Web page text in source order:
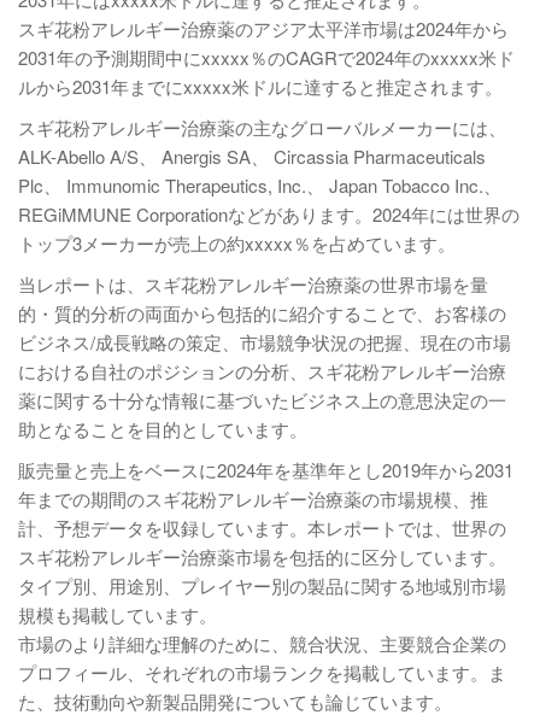
スギ花粉アレルギー治療薬のアジア太平洋市場は2024年から
2031年の予測期間中にxxxxx％のCAGRで2024年のxxxxx米ド
ルから2031年までにxxxxx米ドルに達すると推定されます。
スギ花粉アレルギー治療薬の主なグローバルメーカーには、
ALK-Abello A/S、 Anergis SA、 Circassia Pharmaceuticals
Plc、 Immunomic Therapeutics, Inc.、 Japan Tobacco Inc.、
REGiMMUNE Corporationなどがあります。2024年には世界の
トップ3メーカーが売上の約xxxxx％を占めています。
当レポートは、スギ花粉アレルギー治療薬の世界市場を量
的・質的分析の両面から包括的に紹介することで、お客様の
ビジネス/成長戦略の策定、市場競争状況の把握、現在の市場
における自社のポジションの分析、スギ花粉アレルギー治療
薬に関する十分な情報に基づいたビジネス上の意思決定の一
助となることを目的としています。
販売量と売上をベースに2024年を基準年とし2019年から2031
年までの期間のスギ花粉アレルギー治療薬の市場規模、推
計、予想データを収録しています。本レポートでは、世界の
スギ花粉アレルギー治療薬市場を包括的に区分しています。
タイプ別、用途別、プレイヤー別の製品に関する地域別市場
規模も掲載しています。
市場のより詳細な理解のために、競合状況、主要競合企業の
プロフィール、それぞれの市場ランクを掲載しています。ま
た、技術動向や新製品開発についても論じています。